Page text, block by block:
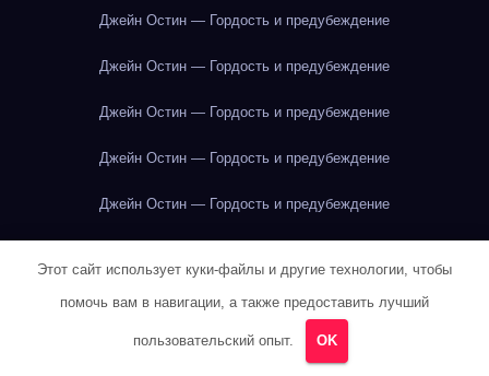
Джейн Остин — Гордость и предубеждение
Джейн Остин — Гордость и предубеждение
Джейн Остин — Гордость и предубеждение
Джейн Остин — Гордость и предубеждение
Джейн Остин — Гордость и предубеждение
Джейн Остин — Гордость и предубеждение
Этот сайт использует куки-файлы и другие технологии, чтобы
помочь вам в навигации, а также предоставить лучший
пользовательский опыт. OK